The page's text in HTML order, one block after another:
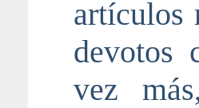
artículos
devotos
vez